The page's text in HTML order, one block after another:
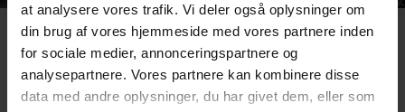
at analysere vores trafik. Vi deler også oplysninger om
din brug af vores hjemmeside med vores partnere inden
for sociale medier, annonceringspartnere og
analysepartnere. Vores partnere kan kombinere disse
data med andre oplysninger, du har givet dem, eller som
Fejl